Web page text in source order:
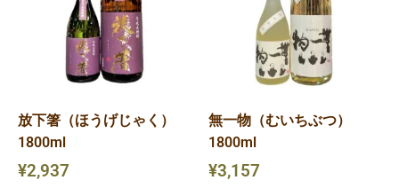
放下箸（ほうげじゃく）
1800ml
¥2,937
無一物（むいちぶつ）
1800ml
¥3,157